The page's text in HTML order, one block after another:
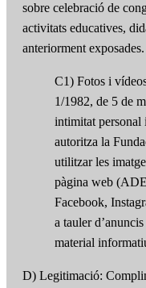
sobre celebració de
activitats educatives,
anteriorment exposades.
C1) Fotos i
1/1982, de 5 de
intimitat personal
autoritza la
utilitzar les
pàgina web
Facebook,
a tauler
material
D) Legitimació: